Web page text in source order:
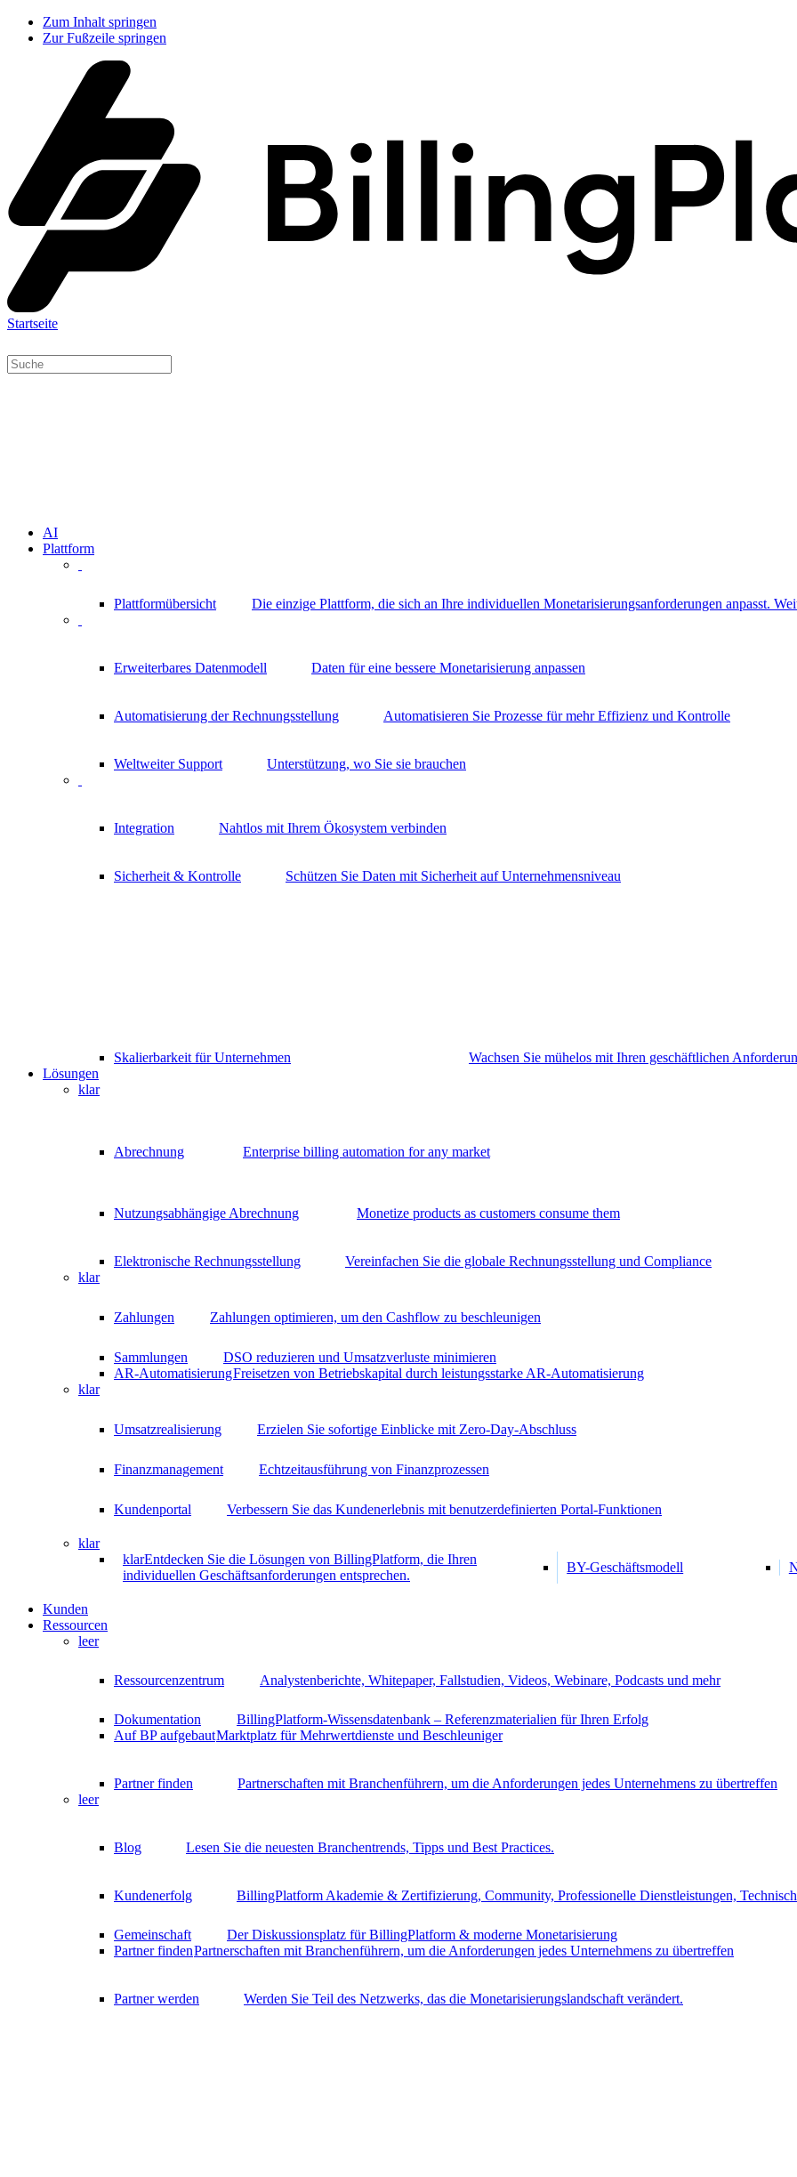
Zum Inhalt springen
Zur Fußzeile springen
Startseite
AI
Plattform
Plattformübersicht Die einzige Plattform, die sich an Ihre individuellen Monetarisierungsanforderungen anpasst.
Erweiterbares Datenmodell Daten für eine bessere Monetarisierung anpassen
Automatisierung der Rechnungsstellung Automatisieren Sie Prozesse für mehr Effizienz und Kontrolle
Weltweiter Support Unterstützung, wo Sie sie brauchen
Integration Nahtlos mit Ihrem Ökosystem verbinden
Sicherheit & Kontrolle Schützen Sie Daten mit Sicherheit auf Unternehmensniveau
Skalierbarkeit für Unternehmen
Wachsen Sie mühelos mit Ihren geschäftlichen
Lösungen
klar
Abrechnung Enterprise billing automation for any market
Nutzungsabhängige Abrechnung Monetize products as customers consume them
Elektronische Rechnungsstellung
Vereinfachen Sie die globale Rechnungsstellung und Compliance
klar
Zahlungen Zahlungen optimieren, um den Cashflow zu beschleunigen
Sammlungen
DSO reduzieren und Umsatzverluste minimieren
AR-AutomatisierungFreisetzen von Betriebskapital durch leistungsstarke AR-Automatisierung
klar
Umsatzrealisierung Erzielen Sie sofortige Einblicke mit Zero-Day-Abschluss
Finanzmanagement Echtzeitausführung von Finanzprozessen
Kundenportal Verbessern Sie das Kundenerlebnis mit benutzerdefinierten Portal-Funktionen
klar
klarEntdecken Sie die Lösungen von BillingPlatform, die Ihren
individuellen Geschäftsanforderungen entsprechen.
BY-Geschäftsmodell
Kunden
Ressourcen
leer
Ressourcenzentrum Analystenberichte, Whitepaper, Fallstudien, Videos, Webinare, Podcasts und mehr
Dokumentation
BillingPlatform-Wissensdatenbank – Referenzmaterialien für Ihren Erfolg
Auf BP aufgebautMarktplatz für Mehrwertdienste und Beschleuniger
Partner finden
Partnerschaften mit Branchenführern, um die Anforderungen jedes Unternehmens zu übertreffen
leer
Blog Lesen Sie die neuesten Branchentrends, Tipps und Best Practices.
Kundenerfolg BillingPlatform Akademie & Zertifizierung, Community, Professionelle Dienstleistungen,
Gemeinschaft
Der Diskussionsplatz für BillingPlatform & moderne Monetarisierung
Partner findenPartnerschaften mit Branchenführern, um die Anforderungen jedes Unternehmens zu übertreffen
Partner werden Werden Sie Teil des Netzwerks, das die Monetarisierungslandschaft verändert.